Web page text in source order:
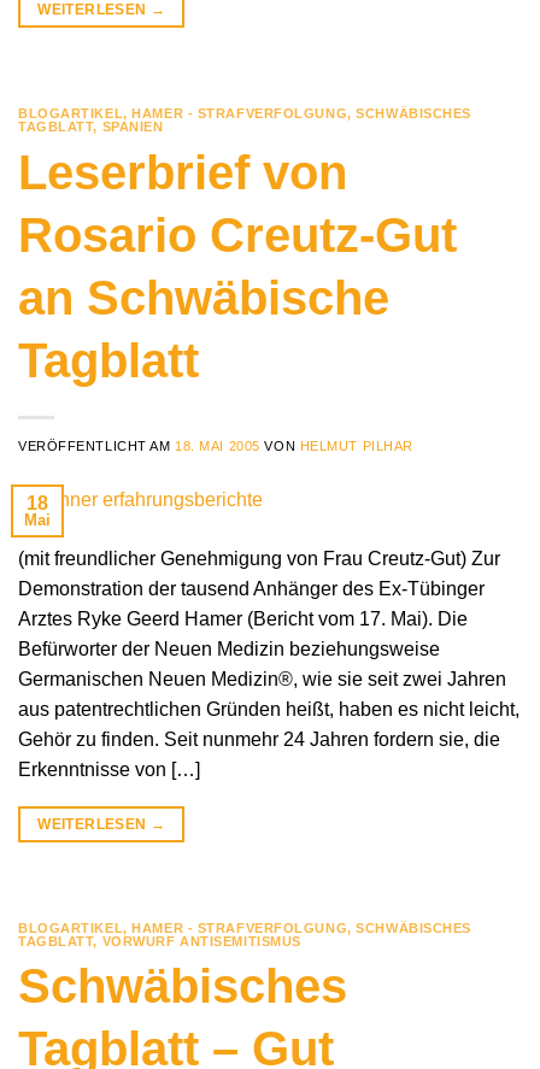
WEITERLESEN →
BLOGARTIKEL,HAMER - STRAFVERFOLGUNG,SCHWÄBISCHES
TAGBLATT, SPANIEN
Leserbrief von
Rosario Creutz-Gut
an Schwäbische
Tagblatt
VERÖFFENTLICHT AM 18. MAI 2005 VON HELMUT PILHAR
18
Mai
(mit freundlicher Genehmigung von Frau Creutz-Gut) Zur
Demonstration der tausend Anhänger des Ex-Tübinger
Arztes Ryke Geerd Hamer (Bericht vom 17. Mai). Die
Befürworter der Neuen Medizin beziehungsweise
Germanischen Neuen Medizin®, wie sie seit zwei Jahren
aus patentrechtlichen Gründen heißt, haben es nicht leicht,
Gehör zu finden. Seit nunmehr 24 Jahren fordern sie, die
Erkenntnisse von […]
WEITERLESEN →
BLOGARTIKEL,HAMER - STRAFVERFOLGUNG,SCHWÄBISCHES
TAGBLATT, VORWURF ANTISEMITISMUS
Schwäbisches
Tagblatt – Gut